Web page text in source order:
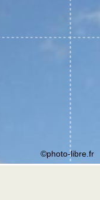
©photo-libre.fr